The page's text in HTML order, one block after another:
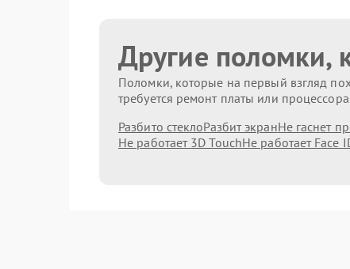
Другие поломки,
Поломки, которые на первый взгляд
требуется ремонт платы или
Разбито стеклоРазбит экранНе гаснет
Не работает 3D TouchНе работает Face